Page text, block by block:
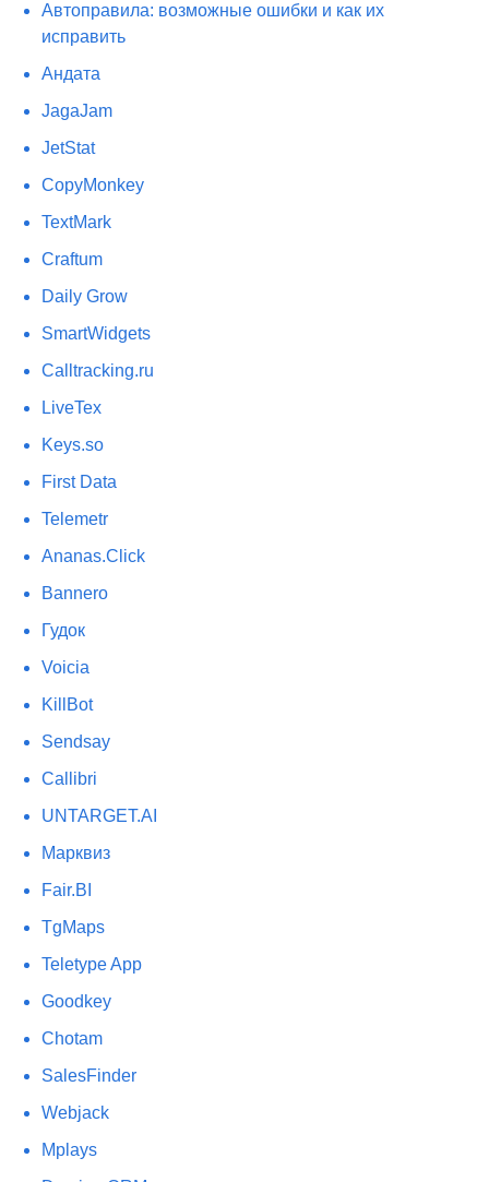
Автоправила: возможные ошибки и как их
исправить
Андата
JagaJam
JetStat
CopyMonkey
TextMark
Craftum
​Daily Grow
SmartWidgets
Calltracking.ru
LiveTex
Keys.so
First Data
Telemetr
Ananas.Click
Bannero
Гудок
Voicia
KillBot
Sendsay
Callibri
UNTARGET.AI
Марквиз
Fair.BI
TgMaps
Teletype App
Goodkey
Chotam
SalesFinder
Webjack
Mplays